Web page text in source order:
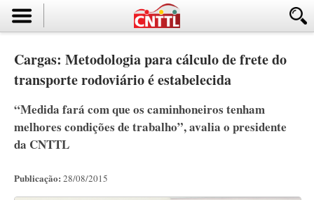
Cargas: Metodologia para cálculo de frete do
transporte rodoviário é estabelecida
“Medida fará com que os caminhoneiros tenham
melhores condições de trabalho”, avalia o presidente
da CNTTL
Publicação: 28/08/2015